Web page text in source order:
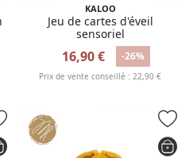
KALOO
Jeu de cartes d'éveil
sensoriel
16,90 € -26%
Prix de vente conseillé : 22,90 €